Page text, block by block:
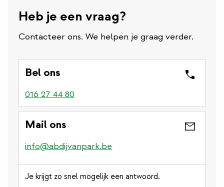
Heb je een vraag?
Contacteer ons. We helpen je graag verder.
Bel ons
016 27 44 80
Mail ons
info@abdijvanpark.be
Je krijgt zo snel mogelijk een antwoord.